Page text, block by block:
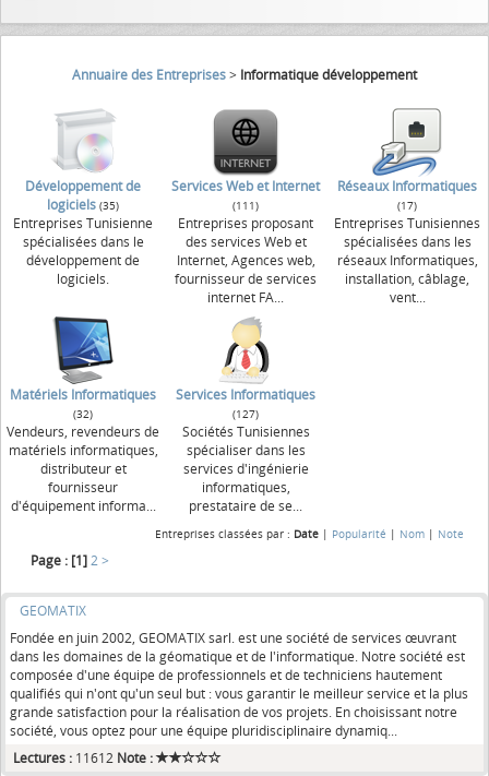
Annuaire des Entreprises> Informatique développement
Développement de
logiciels (35)
Entreprises Tunisienne
spécialisées dans le
développement de
logiciels.
Services Web et Internet
(111)
Entreprises proposant
des services Web et
Internet, Agences web,
fournisseur de services
internet FA...
Réseaux Informatiques
(17)
Entreprises Tunisiennes
spécialisées dans les
réseaux Informatiques,
installation, câblage,
vent...
Matériels Informatiques
(32)
Vendeurs, revendeurs de
matériels informatiques,
distributeur et
fournisseur
d'équipement informa...
Services Informatiques
(127)
Sociétés Tunisiennes
spécialiser dans les
services d'ingénierie
informatiques,
prestataire de se...
Entreprises classées par : Date | Popularité | Nom | Note
Page : [1] 2 >
GEOMATIX
Fondée en juin 2002, GEOMATIX sarl. est une société de services œuvrant
dans les domaines de la géomatique et de l'informatique. Notre société est
composée d'une équipe de professionnels et de techniciens hautement
qualifiés qui n'ont qu'un seul but : vous garantir le meilleur service et la plus
grande satisfaction pour la réalisation de vos projets. En choisissant notre
société, vous optez pour une équipe pluridisciplinaire dynamiq...
Lectures : 11612 Note :